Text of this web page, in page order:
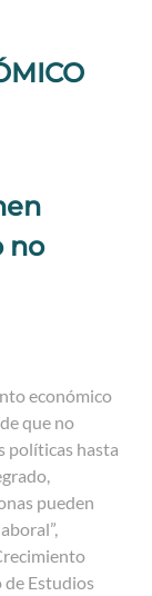
no
económico
que no
políticas hasta
pueden
Estudios